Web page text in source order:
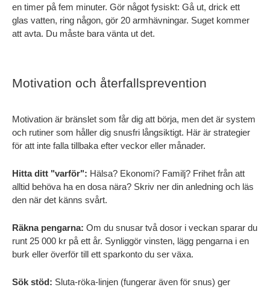
en timer på fem minuter. Gör något fysiskt: Gå ut, drick ett
glas vatten, ring någon, gör 20 armhävningar. Suget kommer
att avta. Du måste bara vänta ut det.
Motivation och återfallsprevention
Motivation är bränslet som får dig att börja, men det är system
och rutiner som håller dig snusfri långsiktigt. Här är strategier
för att inte falla tillbaka efter veckor eller månader.
Hitta ditt "varför": Hälsa? Ekonomi? Familj? Frihet från att
alltid behöva ha en dosa nära? Skriv ner din anledning och läs
den när det känns svårt.
Räkna pengarna: Om du snusar två dosor i veckan sparar du
runt 25 000 kr på ett år. Synliggör vinsten, lägg pengarna i en
burk eller överför till ett sparkonto du ser växa.
Sök stöd: Sluta-röka-linjen (fungerar även för snus) ger